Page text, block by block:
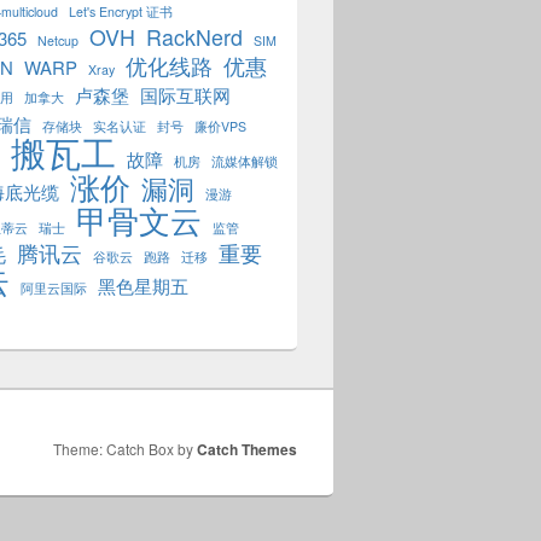
Let's Encrypt 证书
Netcup OVH RackNerd SIM
WARP Xray 优化线路 优惠
加拿大 卢森堡 国际互联网
信 存储块 实名认证 封号 廉价VPS
搬瓦工 故障 机房 流媒体解锁
底光缆 涨价 漏洞
漫游
云 瑞士 甲骨文云 监管
腾讯云 谷歌云 跑路 迁移 重要
阿里云国际 黑色星期五
Theme: Catch Box byCatch Themes